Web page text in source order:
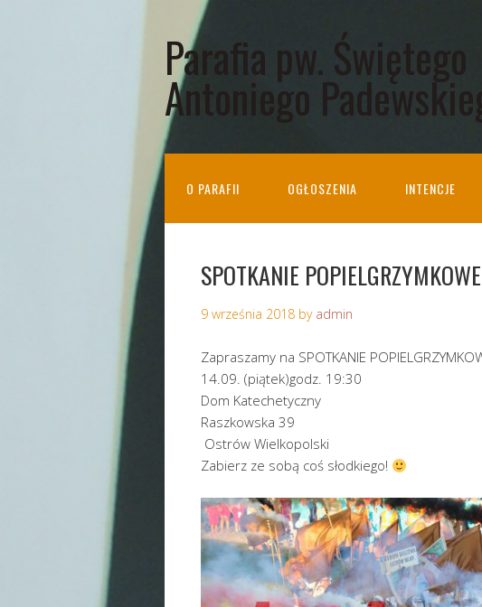
Parafia pw. Świętego
Antoniego
O PARAFII OGŁOSZENIA INTENCJE
SPOTKANIE
9 września 2018 by admin
Zapraszamy na SPOTKANIE
14.09. (piątek)godz. 19:30
Dom
Ostrów Wielkopolski
Zabierz ze sobą coś słodkiego!